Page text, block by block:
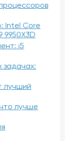
Intel Core
9950X3D
i5
задачах:
лучший
лучше